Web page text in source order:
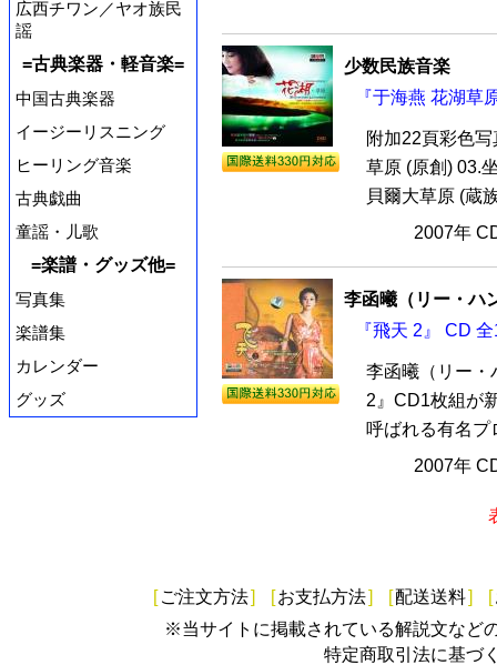
広西チワン／ヤオ族民
謡
=古典楽器・軽音楽=
中国古典楽器
イージーリスニング
ヒーリング音楽
古典戯曲
童謡・儿歌
=楽譜・グッズ他=
写真集
楽譜集
カレンダー
グッズ
少数民族音楽
『于海燕 花湖草
附加22頁彩色
草原 (原創) 03.
貝爾大草原 (蔵
2007年
李函曦（リー・ハ
『飛天 2』 CD
李函曦（リー・
2』CD1枚組が
呼ばれる有名プ
2007年
[ ご注文方法] [お支払方法] [配送送料] [
※当サイトに掲載されている解説文など
特定商取引法に基づ